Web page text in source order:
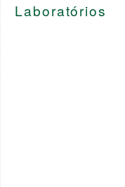
Laboratórios